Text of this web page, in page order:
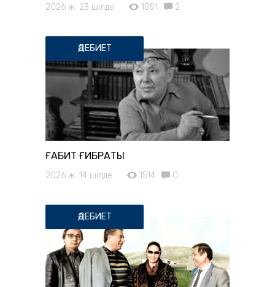
2026 ж. 23 шілде 1051 2
ӘДЕБИЕТ
ҒАБИТ ҒИБРАТЫ
2026 ж. 14 шілде 1514 0
ӘДЕБИЕТ